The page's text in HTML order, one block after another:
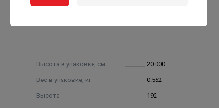
Высота в упаковке, см. 20.000
Вес в упаковке, кг 0.562
Высота 192